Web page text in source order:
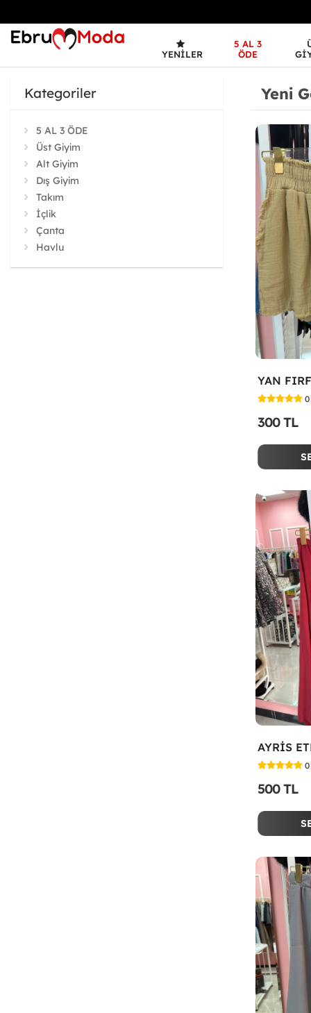
YENILER
5 AL 3
ÖDE
Kategoriler
5 AL 3 ÖDE
Üst Giyim
Alt Giyim
Dış Giyim
Takım
İçlik
Çanta
Havlu
Yeni
YAN
0
300 TL
AYRİS
0
500 TL